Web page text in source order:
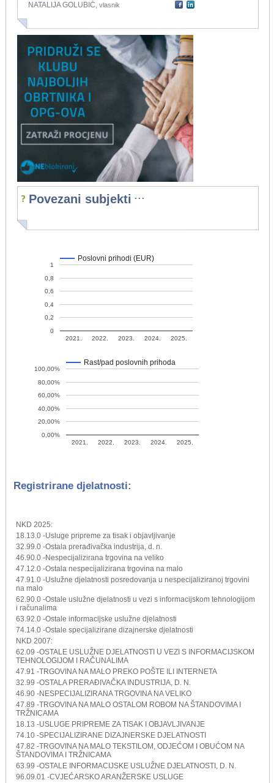
NATALIJA GOLUBIĆ, vlasnik
Povezani subjekti ...
Poslovni prihodi (EUR)
2021. 2022. 2023. 2024. 2025.
0
0,2
0,4
0,6
0,8
1
Rast/pad poslovnih prihoda
2021. 2022. 2023. 2024. 2025.
0,00%
20,00%
40,00%
60,00%
80,00%
100,00%
Registrirane djelatnosti:
NKD 2025:
18.13.0 -Usluge pripreme za tisak i objavljivanje
32.99.0 -Ostala prerađivačka industrija, d. n.
46.90.0 -Nespecijalizirana trgovina na veliko
47.12.0 -Ostala nespecijalizirana trgovina na malo
47.91.0 -Uslužne djelatnosti posredovanja u nespecijaliziranoj trgovini
na malo
62.90.0 -Ostale uslužne djelatnosti u vezi s informacijskom tehnologijom
i računalima
63.92.0 -Ostale informacijske uslužne djelatnosti
74.14.0 -Ostale specijalizirane dizajnerske djelatnosti
NKD 2007:
62.09 -OSTALE USLUŽNE DJELATNOSTI U VEZI S INFORMACIJSKOM
TEHNOLOGIJOM I RAČUNALIMA
47.91 -TRGOVINA NA MALO PREKO POŠTE ILI INTERNETA
32.99 -OSTALA PRERAĐIVAČKA INDUSTRIJA, D. N.
46.90 -NESPECIJALIZIRANA TRGOVINA NA VELIKO
47.89 -TRGOVINA NA MALO OSTALOM ROBOM NA ŠTANDOVIMA I
TRŽNICAMA
18.13 -USLUGE PRIPREME ZA TISAK I OBJAVLJIVANJE
74.10 -SPECIJALIZIRANE DIZAJNERSKE DJELATNOSTI
47.82 -TRGOVINA NA MALO TEKSTILOM, ODJEĆOM I OBUĆOM NA
ŠTANDOVIMA I TRŽNICAMA
63.99 -OSTALE INFORMACIJSKE USLUŽNE DJELATNOSTI, D. N.
96.09.01 -CVJEĆARSKO ARANŽERSKE USLUGE